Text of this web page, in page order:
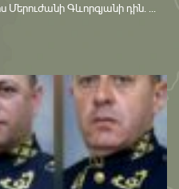
Գևորգյանի դին. ...